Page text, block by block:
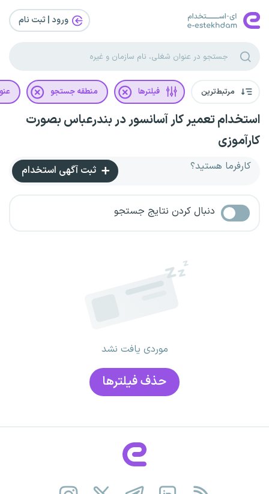
ورود | ثبت‌ نام
مرتبط‌ترین فیلترها منطقه جستجو
استخدام تعمیر کار آسانسور در بندرعباس بصورت
کارآموزی
کارفرما هستید؟ ثبت آگهی استخدام
دنبال کردن نتایج جستجو
موردی یافت نشد
حذف فیلتر‌ها